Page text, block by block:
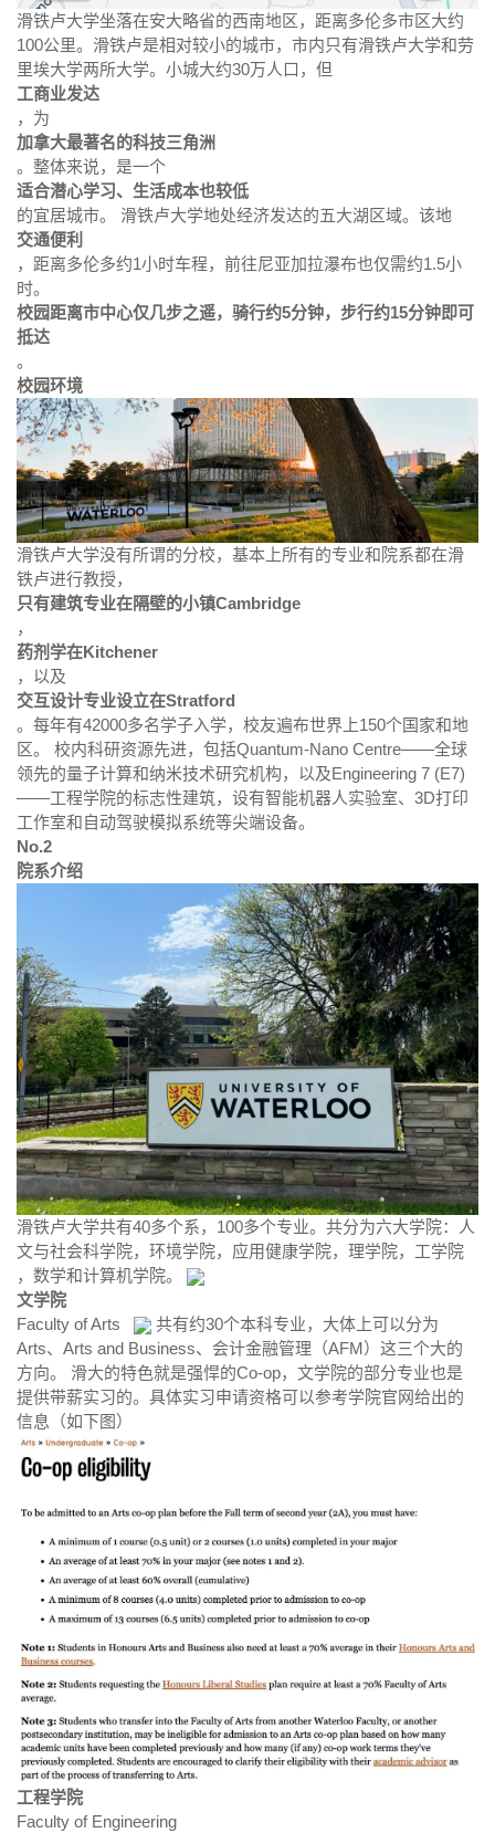
滑铁卢大学坐落在安大略省的西南地区，距离多伦多市区大约
100公里。滑铁卢是相对较小的城市，市内只有滑铁卢大学和劳
里埃大学两所大学。小城大约30万人口，但
工商业发达
，为
加拿大最著名的科技三角洲
。整体来说，是一个
适合潜心学习、生活成本也较低
的宜居城市。 滑铁卢大学地处经济发达的五大湖区域。该地
交通便利
，距离多伦多约1小时车程，前往尼亚加拉瀑布也仅需约1.5小
时。
校园距离市中心仅几步之遥，骑行约5分钟，步行约15分钟即可
抵达
。
校园环境
滑铁卢大学没有所谓的分校，基本上所有的专业和院系都在滑
铁卢进行教授，
只有建筑专业在隔壁的小镇Cambridge
，
药剂学在Kitchener
，以及
交互设计专业设立在Stratford
。每年有42000多名学子入学，校友遍布世界上150个国家和地
区。 校内科研资源先进，包括Quantum-Nano Centre——全球
领先的量子计算和纳米技术研究机构，以及Engineering 7 (E7)
——工程学院的标志性建筑，设有智能机器人实验室、3D打印
工作室和自动驾驶模拟系统等尖端设备。
No.2
院系介绍
滑铁卢大学共有40多个系，100多个专业。共分为六大学院：人
文与社会科学院，环境学院，应用健康学院，理学院，工学院
，数学和计算机学院。
文学院
Faculty of Arts
共有约30个本科专业，大体上可以分为
Arts、Arts and Business、会计金融管理（AFM）这三个大的
方向。 滑大的特色就是强悍的Co-op，文学院的部分专业也是
提供带薪实习的。具体实习申请资格可以参考学院官网给出的
信息（如下图）
工程学院
Faculty of Engineering